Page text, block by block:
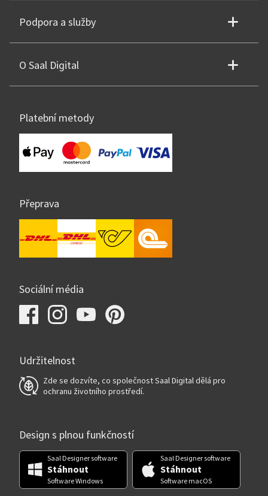
Podpora a služby
O Saal Digital
Platební metody
Přeprava
Sociální média
Udržitelnost
Zde se dozvíte, co společnost Saal Digital dělá pro
ochranu životního prostředí.
Design s plnou funkčností
Saal Designer software
Stáhnout
Software Windows
Saal Designer software
Stáhnout
Software macOS